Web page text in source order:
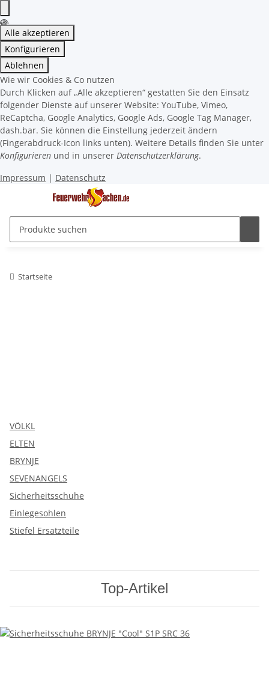
Alle akzeptieren
Konfigurieren
Ablehnen
Wie wir Cookies & Co nutzen
Durch Klicken auf „Alle akzeptieren“ gestatten Sie den Einsatz
folgender Dienste auf unserer Website: YouTube, Vimeo,
ReCaptcha, Google Analytics, Google Ads, Google Tag Manager,
dash.bar. Sie können die Einstellung jederzeit ändern
(Fingerabdruck-Icon links unten). Weitere Details finden Sie unter
Konfigurieren und in unserer Datenschutzerklärung.
Impressum | Datenschutz
Startseite
VÖLKL
ELTEN
BRYNJE
SEVENANGELS
Sicherheitsschuhe
Einlegesohlen
Stiefel Ersatzteile
Top-Artikel